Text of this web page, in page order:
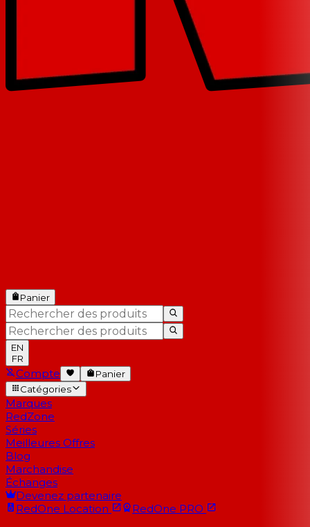
Panier
EN
FR
Compte
Panier
Catégories
Marques
RedZone
Séries
Meilleures Offres
Blog
Marchandise
Échanges
Devenez partenaire
RedOne Location RedOne PRO